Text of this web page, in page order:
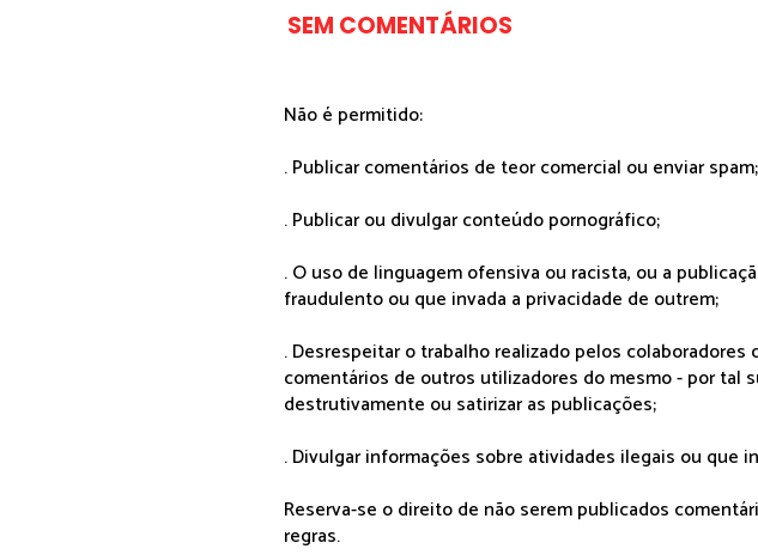
SEM COMENTÁRIOS
Não é permitido:
. Publicar comentários de teor comercial ou enviar spam;
. Publicar ou divulgar conteúdo pornográfico;
. O uso de linguagem ofensiva ou racista, ou a
fraudulento ou que invada a privacidade de outrem;
. Desrespeitar o trabalho realizado pelos
comentários de outros utilizadores do mesmo - por tal
destrutivamente ou satirizar as publicações;
. Divulgar informações sobre atividades ilegais ou que
Reserva-se o direito de não serem publicados
regras.